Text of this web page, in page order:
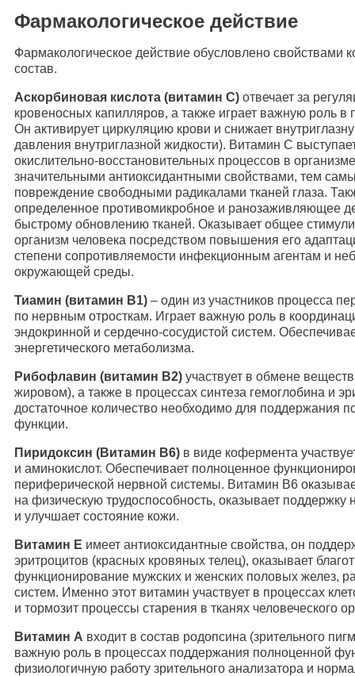
Фармакологическое действие
Фармакологическое действие обусловлено свойствами
состав.
Аскорбиновая кислота (витамин С) отвечает за
кровеносных капилляров, а также играет важную роль в
Он активирует циркуляцию крови и снижает
давления внутриглазной жидкости). Витамин С
окислительно-восстановительных процессов в
значительными антиоксидантными свойствами, тем
повреждение свободными радикалами тканей глаза.
определенное противомикробное и ранозаживляющее
быстрому обновлению тканей. Оказывает общее
организм человека посредством повышения его
степени сопротивляемости инфекционным агентам и
окружающей среды.
Тиамин (витамин В1) – один из участников процесса
по нервным отросткам. Играет важную роль в
эндокринной и сердечно-сосудистой систем.
энергетического метаболизма.
Рибофлавин (витамин В2) участвует в обмене
жировом), а также в процессах синтеза гемоглобина и
достаточное количество необходимо для поддержания
функции.
Пиридоксин (Витамин B6) в виде кофермента
и аминокислот. Обеспечивает полноценное
периферической нервной системы. Витамин В6
на физическую трудоспособность, оказывает
и улучшает состояние кожи.
Витамин Е имеет антиоксидантные свойства, он
эритроцитов (красных кровяных телец), оказывает
функционирование мужских и женских половых желез,
систем. Именно этот витамин участвует в процессах
и тормозит процессы старения в тканях человеческого
Витамин А входит в состав родопсина (зрительного
важную роль в процессах поддержания полноценной
физиологичную работу зрительного анализатора и